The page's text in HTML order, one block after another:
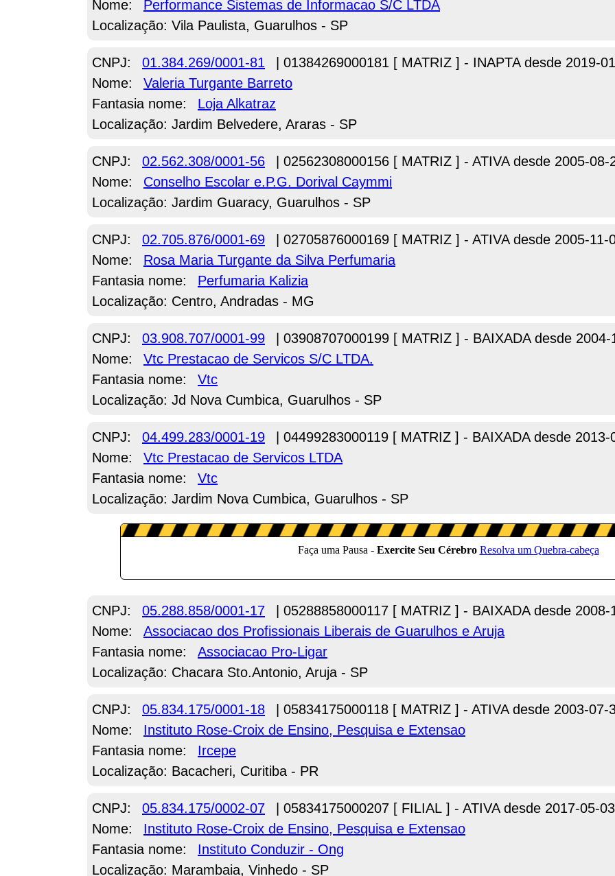
Nome:
Performance Sistemas de Informacao S/C LTDA
Localização: Vila Paulista, Guarulhos - SP
CNPJ: 01.384.269/0001-81
| 01384269000181 [ MATRIZ ] - INAPTA desde 2019-
Nome:
Valeria Turgante Barreto
Fantasia nome:
Loja Alkatraz
Localização: Jardim Belvedere, Araras - SP
CNPJ: 02.562.308/0001-56
| 02562308000156 [ MATRIZ ] - ATIVA desde 2005-08-
Nome:
Conselho Escolar e.P.G. Dorival Caymmi
Localização: Jardim Guaracy, Guarulhos - SP
CNPJ: 02.705.876/0001-69
| 02705876000169 [ MATRIZ ] - ATIVA desde 2005-11-
Nome:
Rosa Maria Turgante da Silva Perfumaria
Fantasia nome:
Perfumaria Kalizia
Localização: Centro, Andradas - MG
CNPJ: 03.908.707/0001-99
| 03908707000199 [ MATRIZ ] - BAIXADA desde 2004-
Nome:
Vtc Prestacao de Servicos S/C LTDA.
Fantasia nome:
Vtc
Localização: Jd Nova Cumbica, Guarulhos - SP
CNPJ: 04.499.283/0001-19
| 04499283000119 [ MATRIZ ] - BAIXADA desde 2013-
Nome:
Vtc Prestacao de Servicos LTDA
Fantasia nome:
Vtc
Localização: Jardim Nova Cumbica, Guarulhos - SP
CNPJ: 05.288.858/0001-17
| 05288858000117 [ MATRIZ ] - BAIXADA desde 2008-
Nome:
Associacao dos Profissionais Liberais de Guarulhos e Aruja
Fantasia nome:
Associacao Pro-Ligar
Localização: Chacara Sto.Antonio, Aruja - SP
CNPJ: 05.834.175/0001-18
| 05834175000118 [ MATRIZ ] - ATIVA desde 2003-07-
Nome:
Instituto Rose-Croix de Ensino, Pesquisa e Extensao
Fantasia nome:
Ircepe
Localização: Bacacheri, Curitiba - PR
CNPJ: 05.834.175/0002-07
| 05834175000207 [ FILIAL ] - ATIVA desde 2017-05-03
Nome:
Instituto Rose-Croix de Ensino, Pesquisa e Extensao
Fantasia nome:
Instituto Conduzir - Ong
Localização: Marambaia, Vinhedo - SP